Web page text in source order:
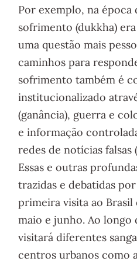
Por exemplo, na época
sofrimento (dukkha)
uma questão mais
caminhos para
sofrimento também é
institucionalizado
(ganância), guerra e
e informação
redes de notícias falsas
Essas e outras
trazidas e debatidas
primeira visita ao Brasil
maio e junho. Ao longo
visitará diferentes
centros urbanos como